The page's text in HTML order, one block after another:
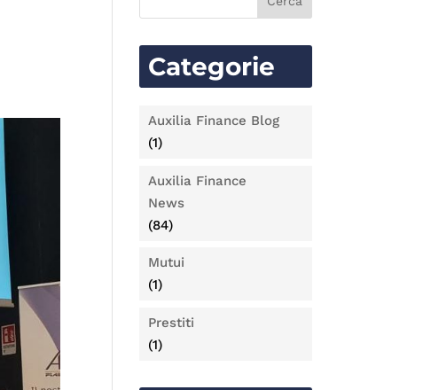
Categorie
Auxilia Finance Blog
(1)
Auxilia Finance
News
(84)
Mutui
(1)
Prestiti
(1)